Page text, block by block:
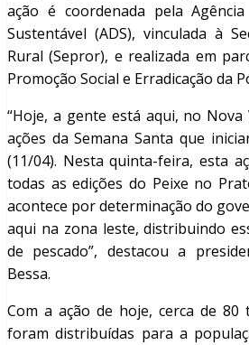
ação é coordenada pela
Sustentável (ADS), vinculada à
Rural (Sepror), e realizada em
Promoção Social e Erradicação da
“Hoje, a gente está aqui, no
ações da Semana Santa que
(11/04). Nesta quinta-feira, esta
todas as edições do Peixe no
acontece por determinação do
aqui na zona leste, distribuindo
de pescado”, destacou a
Bessa.
Com a ação de hoje, cerca de 80
foram distribuídas para a